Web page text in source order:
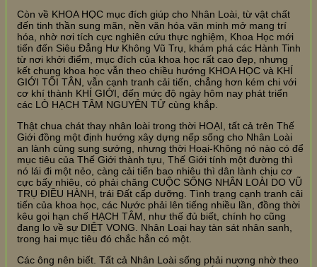
Còn về KHOA HỌC mục đích giúp cho Nhân Loài, từ vật chất
đến tinh thần sung mãn, nền văn hóa văn minh mở mang trí
hóa, nhờ nơi tích cực nghiên cứu thực nghiệm, Khoa Học mới
tiến đến Siêu Đẳng Hư Không Vũ Trụ, khám phá các Hành Tinh
từ nơi khởi điểm, mục đích của khoa học rất cao đẹp, nhưng
kết chung khoa học vẫn theo chiều hướng KHOA HỌC và KHÍ
GIỚI TỐI TÂN, vẫn cạnh tranh cải tiến, chẳng hơn kém chi với
cơ khí thành KHÍ GIỚI, đến mức độ ngày hôm nay phát triển
các LÒ HẠCH TÂM NGUYÊN TỬ cùng khắp.
Thật chua chát thay nhân loài trong thời HOẠI, tất cả trên Thế
Giới đồng một định hướng xây dựng nếp sống cho Nhân Loài
an lành cùng sung sướng, nhưng thời Hoại-Không nó nào có để
mục tiêu của Thế Giới thành tựu, Thế Giới tính một đường thì
nó lái đi một nẻo, càng cải tiến bao nhiêu thì dân lành chịu cơ
cực bấy nhiêu, có phải chăng CUỘC SỐNG NHÂN LOÀI DO VŨ
TRỤ ĐIỀU HÀNH, trái Đất cấp dưỡng. Tình trạng cạnh tranh cải
tiến của khoa học, các Nước phải lên tiếng nhiều lần, đồng thời
kêu gọi hạn chế HẠCH TÂM, như thế đủ biết, chính họ cũng
đang lo về sự DIỆT VONG. Nhân Loại hay tàn sát nhân sanh,
trong hai mục tiêu đó chắc hẳn có một.
Các ông nên biết. Tất cả Nhân Loài sống phải nương nhờ theo